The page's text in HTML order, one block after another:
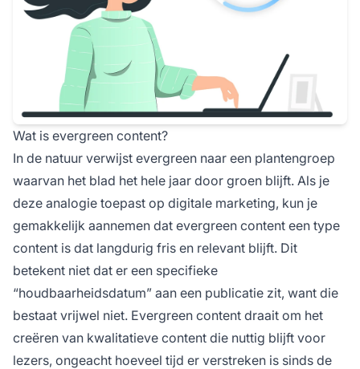
Wat is evergreen content?
In de natuur verwijst evergreen naar een plantengroep
waarvan het blad het hele jaar door groen blijft. Als je
deze analogie toepast op digitale marketing, kun je
gemakkelijk aannemen dat evergreen content een type
content is dat langdurig fris en relevant blijft. Dit
betekent niet dat er een specifieke
“houdbaarheidsdatum” aan een publicatie zit, want die
bestaat vrijwel niet. Evergreen content draait om het
creëren van kwalitatieve content die nuttig blijft voor
lezers, ongeacht hoeveel tijd er verstreken is sinds de